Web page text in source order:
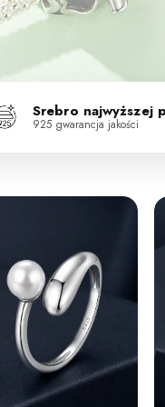
Srebro najwyższej
925 gwarancja jakości